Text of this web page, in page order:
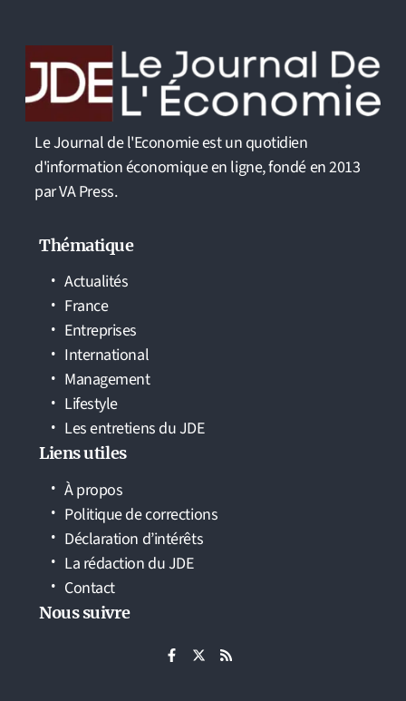
Le Journal de l'Economie est un quotidien
d'information économique en ligne, fondé en 2013
par VA Press.
Thématique
Actualités
France
Entreprises
International
Management
Lifestyle
Les entretiens du JDE
Liens utiles
À propos
Politique de corrections
Déclaration d’intérêts
La rédaction du JDE
Contact
Nous suivre